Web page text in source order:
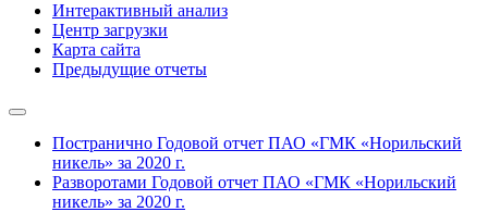
Интерактивный анализ
Центр загрузки
Карта сайта
Предыдущие отчеты
Постранично Годовой отчет ПАО «ГМК «Норильский
никель» за 2020 г.
Разворотами Годовой отчет ПАО «ГМК «Норильский
никель» за 2020 г.